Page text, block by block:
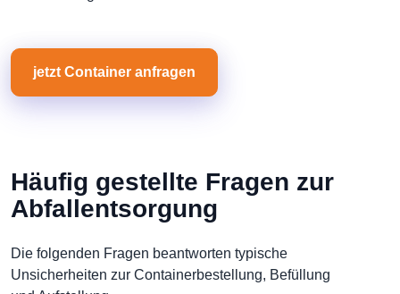
jetzt Container anfragen
Häufig gestellte Fragen zur
Abfallentsorgung
Die folgenden Fragen beantworten typische
Unsicherheiten zur Containerbestellung, Befüllung